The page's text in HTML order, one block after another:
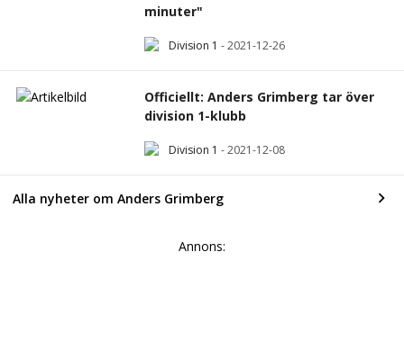
minuter"
Division 1 -2021-12-26
Officiellt: Anders Grimberg tar över
division 1-klubb
Division 1 -2021-12-08
Alla nyheter om Anders Grimberg
Annons: